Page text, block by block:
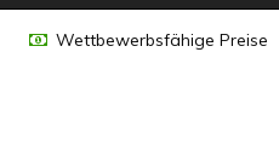
Wettbewerbsfähige Preise